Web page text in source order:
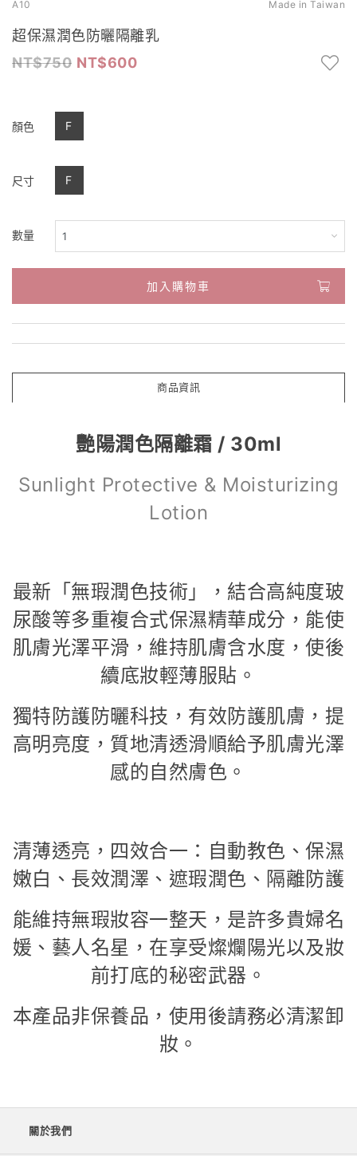
A10 Made in Taiwan
超保濕潤色防曬隔離乳
750
600
顏色 F
尺寸 F
數量
加入購物車
商品資訊
艷陽潤色隔離霜 / 30ml
Sunlight Protective & Moisturizing
Lotion
最新「無瑕潤色技術」，結合高純度玻
尿酸等多重複合式保濕精華成分，能使
肌膚光澤平滑，維持肌膚含水度，使後
續底妝輕薄服貼。
獨特防護防曬科技，有效防護肌膚，提
高明亮度，質地清透滑順給予肌膚光澤
感的自然膚色。
清薄透亮，四效合一：自動教色、保濕
嫩白、長效潤澤、遮瑕潤色、隔離防護
能維持無瑕妝容一整天，是許多貴婦名
媛、藝人名星，在享受燦爛陽光以及妝
前打底的秘密武器。
本產品非保養品，使用後請務必清潔卸
妝。
關於我們